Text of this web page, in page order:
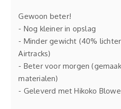
Gewoon beter!
- Nog kleiner in opslag
- Minder gewicht (40%
Airtracks)
- Beter voor morgen
materialen)
- Geleverd met Hikoko